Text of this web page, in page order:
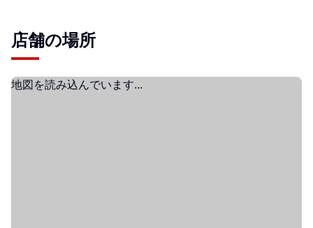
店舗の場所
地図を読み込んでいます...